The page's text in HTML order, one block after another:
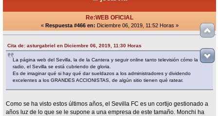
Re:WEB OFICIAL
« Respuesta #466 en: Diciembre 06, 2019, 11:52 Horas »
Cita de: asturgabriel en Diciembre 06, 2019, 11:30 Horas
La página web del Sevilla, la de la Cantera y seguir online tanto televisión cómo la
radio, el Sevilla se está cubriendo de gloria.
Es de imaginar qué si hay qué dar sueldazos a los administradores y dividendo
excelentes a los GRANDES ACCIONISTAS, de algún sitio tienen qué ratear.
Como se ha visto estos últimos años, el Sevilla FC es un cortijo gestionado a
años luz de lo que se le supone a una empresa de este tamaño. Monchi ha